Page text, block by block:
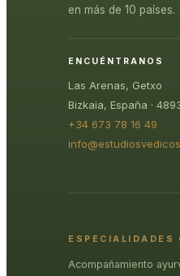
en más de 10 países.
ENCUÉNTRANOS
Las Arenas, Getxo
Bizkaia, España ·
+34 673 78 16 49
ESPECIALIDADES
Acompañamiento